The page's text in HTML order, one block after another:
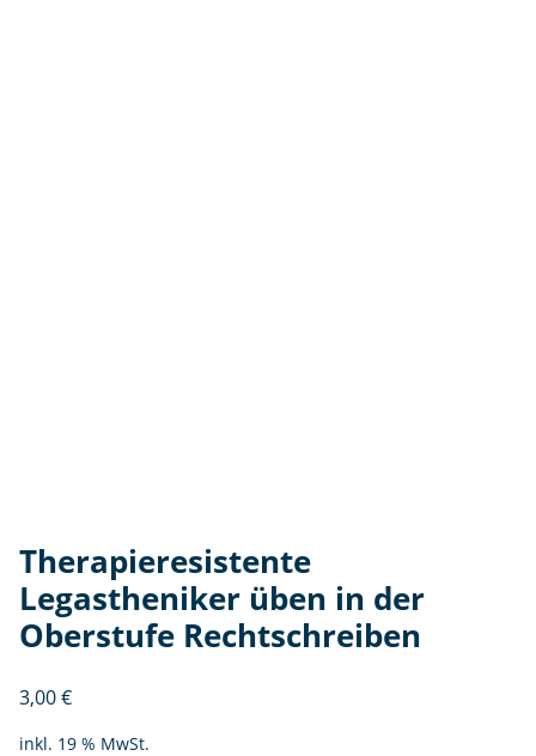
Therapieresistente
Legastheniker üben in der
Oberstufe Rechtschreiben
3,00€
inkl. 19 % MwSt.